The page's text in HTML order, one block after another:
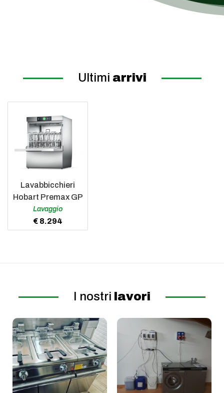
Ultimi arrivi
Lavabbicchieri
Hobart Premax GP
Lavaggio
€ 8.294
I nostri lavori